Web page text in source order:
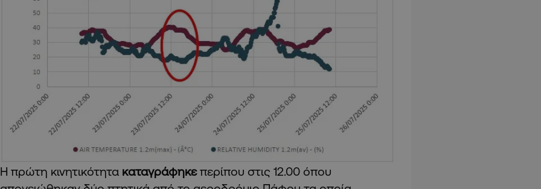
Η πρώτη κινητικότητα καταγράφηκεπερίπου στις 12.00 όπου